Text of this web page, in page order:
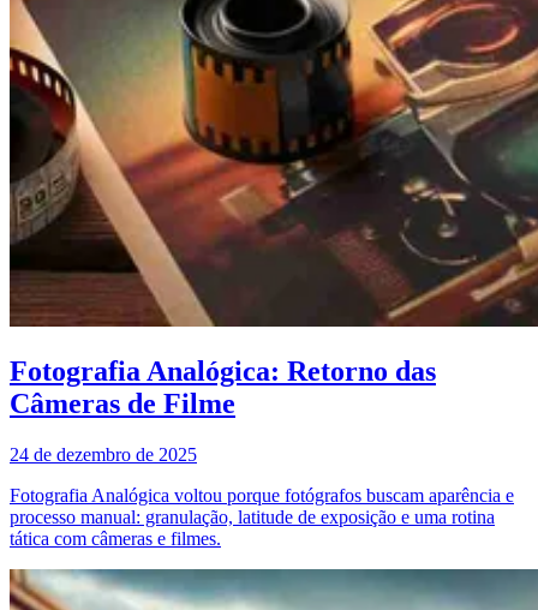
Fotografia Analógica: Retorno das
Câmeras de Filme
24 de dezembro de 2025
Fotografia Analógica voltou porque fotógrafos buscam aparência e
processo manual: granulação, latitude de exposição e uma rotina
tática com câmeras e filmes.